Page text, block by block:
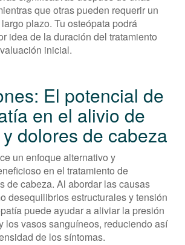
que otras pueden requerir un
plazo. Tu osteópata podrá
idea de la duración del tratamiento
inicial.
El potencial de
en el alivio de
dolores de cabeza
un enfoque alternativo y
en el tratamiento de
de cabeza. Al abordar las causas
desequilibrios estructurales y tensión
puede ayudar a aliviar la presión
los vasos sanguíneos, reduciendo así
de los síntomas.